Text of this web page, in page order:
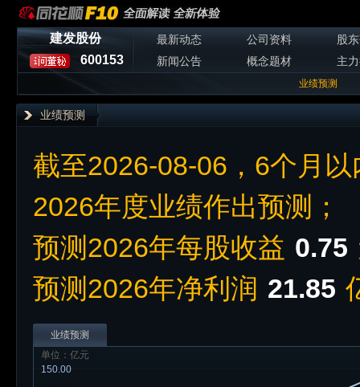
建发股份
600153
最新动态 公司资料
股
新闻公告
概念题材 主
业绩预测
业绩预测
截至2026-08-06，6个月
2026年度业绩作出预测；
预测2026年每股收益 0.75
预测2026年净利润 21.85
业绩预测
150.00
单位：亿元